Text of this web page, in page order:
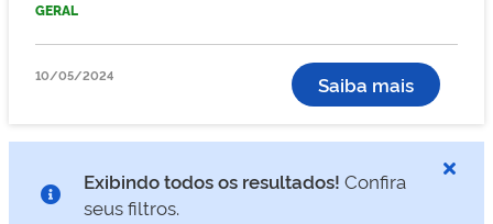
GERAL
10/05/2024 Saiba mais
Exibindo todos os resultados! Confira
seus filtros.